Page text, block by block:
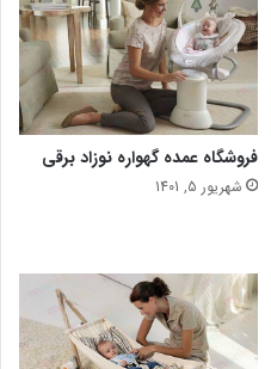
فروشگاه عمده گهواره نوزاد برقی
شهریور 5, 1401